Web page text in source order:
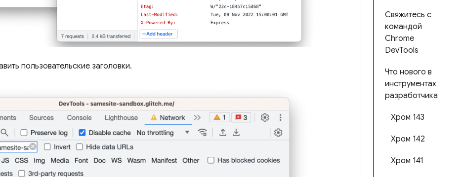
Свяжитесь с
командой
Chrome
DevTools
Что нового в
инструментах
разработчика
Хром 143
Хром 142
Хром 141
пользовательские заголовки.